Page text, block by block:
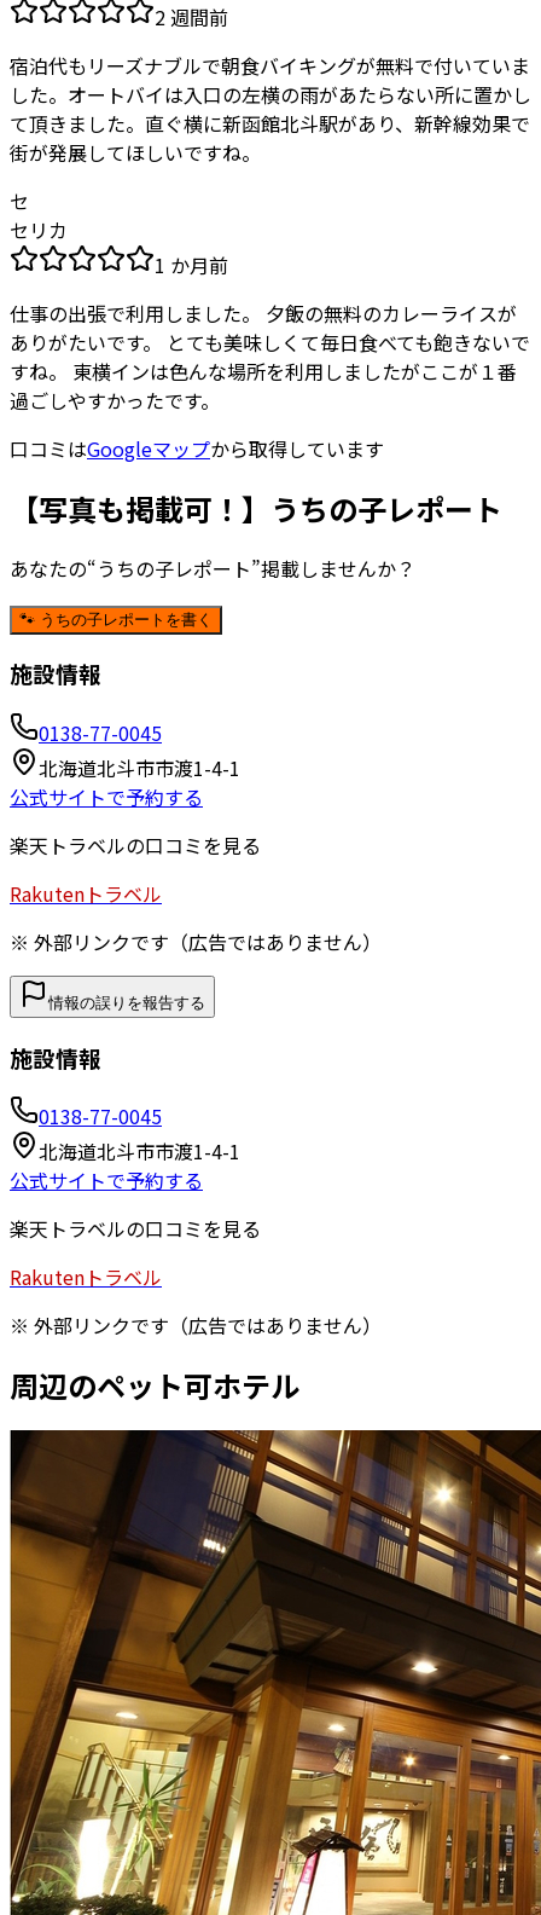
2 週間前
宿泊代もリーズナブルで朝食バイキングが無料で付いていま
した。オートバイは入口の左横の雨があたらない所に置かし
て頂きました。直ぐ横に新函館北斗駅があり、新幹線効果で
街が発展してほしいですね。
セ
セリカ
1 か月前
仕事の出張で利用しました。 夕飯の無料のカレーライスが
ありがたいです。 とても美味しくて毎日食べても飽きないで
すね。 東横インは色んな場所を利用しましたがここが１番
過ごしやすかったです。
口コミはGoogleマップから取得しています
【写真も掲載可！】うちの子レポート
あなたの“うちの子レポート”掲載しませんか？
🐾 うちの子レポートを書く
施設情報
0138-77-0045
北海道北斗市市渡1-4-1
公式サイトで予約する
楽天トラベルの口コミを見る
Rakuten トラベル
※ 外部リンクです（広告ではありません）
情報の誤りを報告する
施設情報
0138-77-0045
北海道北斗市市渡1-4-1
公式サイトで予約する
楽天トラベルの口コミを見る
Rakuten トラベル
※ 外部リンクです（広告ではありません）
周辺のペット可ホテル